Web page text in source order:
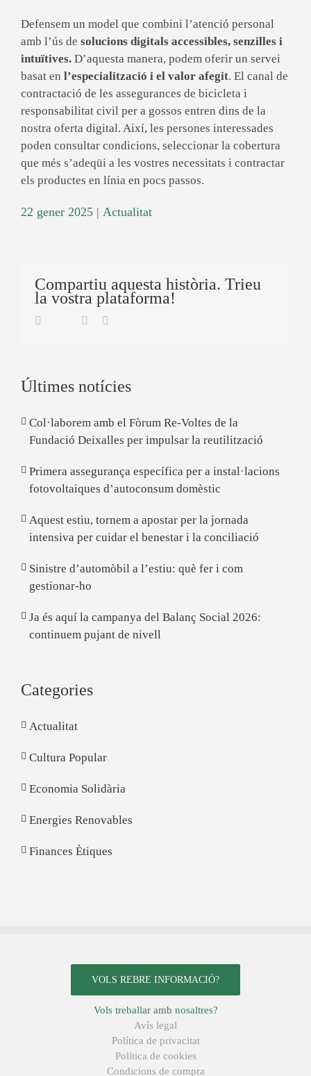
Defensem un model que combini l’atenció personal
amb l’ús de solucions digitals accessibles, senzilles i
intuïtives. D’aquesta manera, podem oferir un servei
basat en l’especialització i el valor afegit. El canal de
contractació de les assegurances de bicicleta i
responsabilitat civil per a gossos entren dins de la
nostra oferta digital. Així, les persones interessades
poden consultar condicions, seleccionar la cobertura
que més s’adeqüi a les vostres necessitats i contractar
els productes en línia en pocs passos.
22 gener 2025 | Actualitat
Compartiu aquesta història. Trieu
la vostra plataforma!
Facebook
TwitterLinkedin
Últimes notícies
Col·laborem amb el Fòrum Re-Voltes de la
Fundació Deixalles per impulsar la reutilització
Primera assegurança específica per a instal·lacions
fotovoltaiques d’autoconsum domèstic
Aquest estiu, tornem a apostar per la jornada
intensiva per cuidar el benestar i la conciliació
Sinistre d’automòbil a l’estiu: què fer i com
gestionar-ho
Ja és aquí la campanya del Balanç Social 2026:
continuem pujant de nivell
Categories
Actualitat
Cultura Popular
Economia Solidària
Energies Renovables
Finances Ètiques
VOLS REBRE INFORMACIÓ?
Vols treballar amb nosaltres?
Avís legal
Política de privacitat
Política de cookies
Condicions de compra